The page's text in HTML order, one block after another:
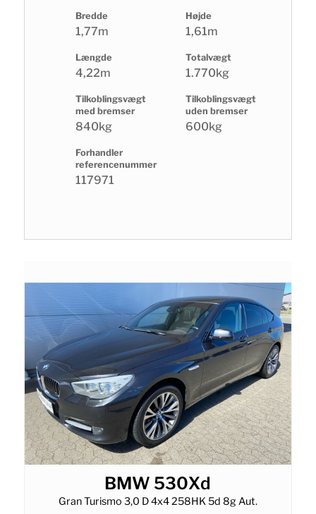
Bredde
1,77m
Højde
1,61m
Længde
4,22m
Totalvægt
1.770kg
Tilkoblingsvægt
med bremser
840kg
Tilkoblingsvægt
uden bremser
600kg
Forhandler
referencenummer
117971
BMW 530Xd
Gran Turismo 3,0 D 4x4 258HK 5d 8g Aut.